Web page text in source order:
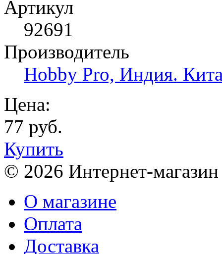
Артикул
92691
Производитель
Hobby Pro, Индия.
Цена:
77 руб.
Купить
© 2026 Интернет-
О магазине
Оплата
Доставка